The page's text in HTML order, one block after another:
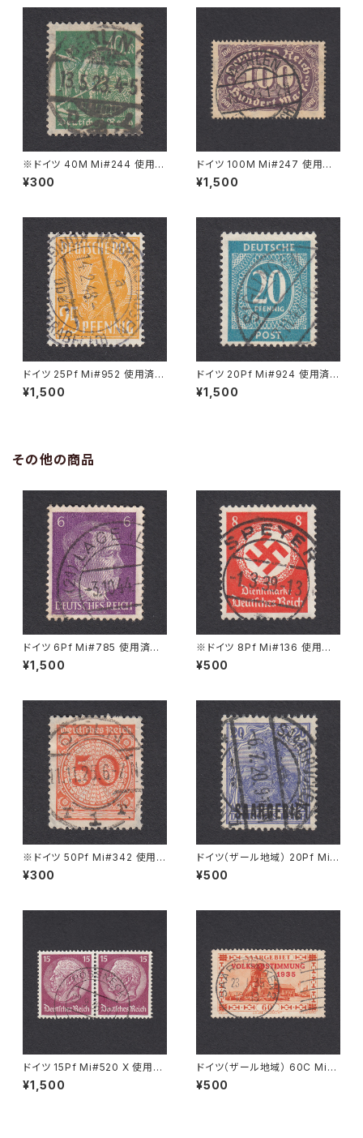
※ドイツ 40M Mi#244 使用済
み切手｜BERLIN 13.5.1923
¥300
ドイツ 100M Mi#247 使用済
み切手｜WYHLEN 10.5.1923
¥1,500
ドイツ 25Pf Mi#952 使用済み
切手｜MERKERSHAUSEN 14.
2.1948
¥1,500
ドイツ 20Pf Mi#924 使用済み
切手｜SIGLINGEN 7.11.1947
¥1,500
その他の商品
ドイツ 6Pf Mi#785 使用済み
切手｜LAGE 3.10.1944
¥1,500
※ドイツ 8Pf Mi#136 使用済
み切手｜SPEYER 1.3.1939
¥500
※ドイツ 50Pf Mi#342 使用済
み切手｜CÖLN 11.11.1925
¥300
ドイツ（ザール地域） 20Pf Mi#
35 使用済み切手｜SAARBRÜ
CKEN 6.7.1920
¥500
ドイツ 15Pf Mi#520 X 使用済
み切手｜PÖSSNECK 22.9.19
36
¥1,500
ドイツ（ザール地域） 60C Mi#1
86 使用済み切手｜SAARBRÜ
CKEN 23.1.1935
¥500